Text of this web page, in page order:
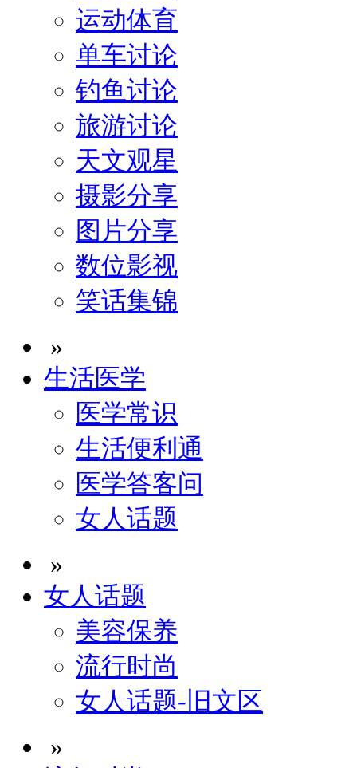
运动体育
单车讨论
钓鱼讨论
旅游讨论
天文观星
摄影分享
图片分享
数位影视
笑话集锦
»
生活医学
医学常识
生活便利通
医学答客问
女人话题
»
女人话题
美容保养
流行时尚
女人话题-旧文区
»